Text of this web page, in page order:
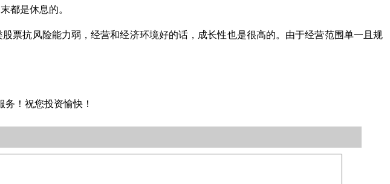
都是休息的。
票抗风险能力弱，经营和经济环境好的话，成长性也是很高的。由于经营范围单一且规
！祝您投资愉快！